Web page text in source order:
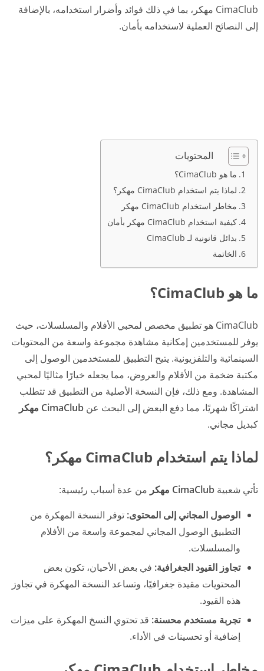
CimaClub مهكر، بما في ذلك فوائد وأضرار استخدامه، بالإضافة
إلى النصائح العملية لاستخدامه بأمان.
المحتويات
ما هو CimaClub؟
لماذا يتم استخدام CimaClub مهكر؟
مخاطر استخدام CimaClub مهكر
كيفية استخدام CimaClub مهكر بأمان
بدائل قانونية لـ CimaClub
الخاتمة
ما هو CimaClub؟
CimaClub هو تطبيق مخصص لمحبي الأفلام والمسلسلات، حيث
يوفر للمستخدمين إمكانية مشاهدة مجموعة واسعة من المحتويات
السينمائية والتلفزيونية. يتيح التطبيق للمستخدمين الوصول إلى
مكتبة ضخمة من الأفلام والعروض، مما يجعله خيارًا مثاليًا لمحبي
المشاهدة. ومع ذلك، فإن النسخة الأصلية من التطبيق قد تتطلب
اشتراكًا شهريًا، مما دفع البعض إلى البحث عن CimaClub مهكر
كبديل مجاني.
لماذا يتم استخدام CimaClub مهكر؟
تأتي شعبية CimaClub مهكر
من عدة أسباب رئيسية:
الوصول المجاني إلى المحتوى: توفر النسخة المهكرة من
التطبيق الوصول المجاني لمجموعة واسعة من الأفلام
والمسلسلات.
تجاوز القيود الجغرافية: في بعض الأحيان، تكون بعض
المحتويات مقيدة جغرافيًا، وتساعد النسخة المهكرة في تجاوز
هذه القيود.
تجربة مستخدم محسنة: قد تحتوي النسخ المهكرة على ميزات
إضافية أو تحسينات في الأداء.